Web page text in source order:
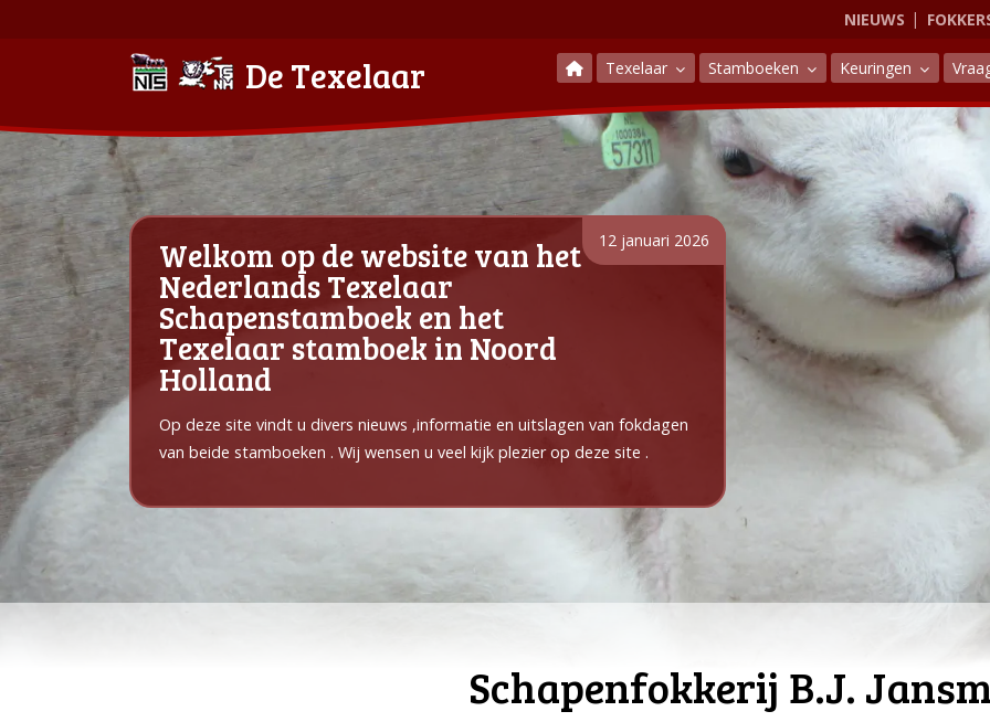
NIEUWS
De Texelaar Texelaar Stamboeken Keuringen
12 januari 2026
Welkom op de website van het
Nederlands Texelaar
Schapenstamboek en het
Texelaar stamboek in Noord
Holland
Op deze site vindt u divers nieuws ,informatie en uitslagen van fokdagen
van beide stamboeken . Wij wensen u veel kijk plezier op deze site .
Schapenfokkerij B.J.